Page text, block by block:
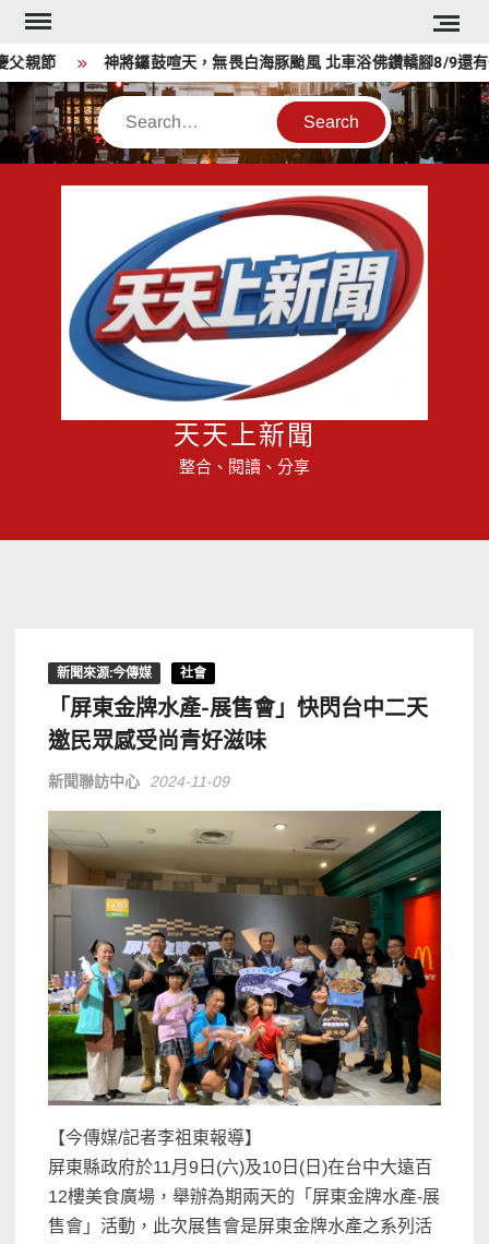
Skip
content
節 神將鑼鼓喧天，無畏白海豚颱風 北車浴佛鑽轎腳8/9還有一
Search
天天上新聞
整合、閱讀、分享
新聞來源:今傳媒 社會
「屏東金牌水產-展售會」快閃台中二天
邀民眾感受尚青好滋味
新聞聯訪中心 2024-11-09
【今傳媒/記者李祖東報導】
屏東縣政府於11月9日(六)及10日(日)在台中大遠百
12樓美食廣場，舉辦為期兩天的「屏東金牌水產-展
售會」活動，此次展售會是屏東金牌水產之系列活